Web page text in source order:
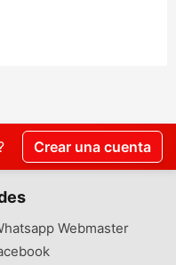
Crear una cuenta
Webmaster